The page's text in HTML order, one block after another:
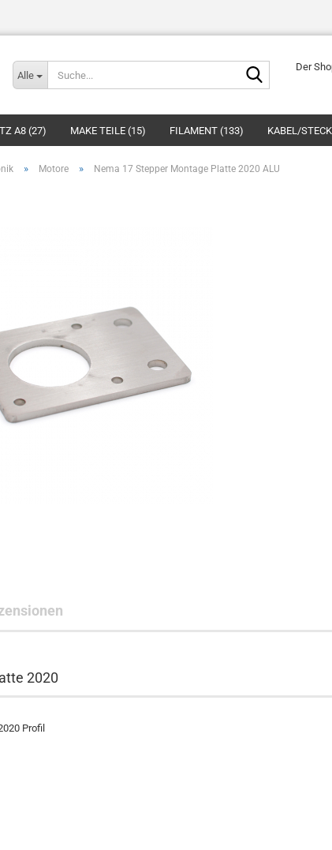
Alle
Suche...Der
A8 (27) MAKE TEILE (15) FILAMENT (133) KABEL/
» Motore » Nema 17 Stepper Montage Platte 2020 ALU
2020
Profil